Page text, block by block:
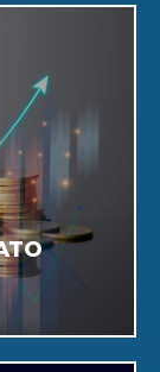
forma
dos